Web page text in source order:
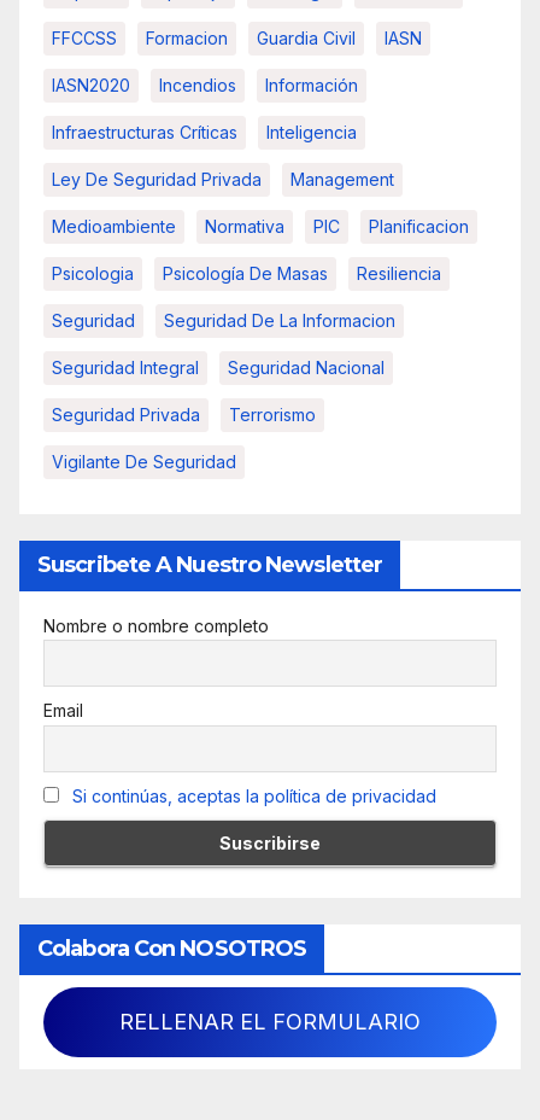
FFCCSS Formacion Guardia Civil IASN
IASN2020 Incendios Información
Infraestructuras Críticas Inteligencia
Ley De Seguridad Privada Management
Medioambiente Normativa PIC Planificacion
Psicologia Psicología De Masas Resiliencia
Seguridad Seguridad De La Informacion
Seguridad Integral Seguridad Nacional
Seguridad Privada Terrorismo
Vigilante De Seguridad
Suscribete A Nuestro Newsletter
Nombre o nombre completo
Email
Si continúas, aceptas la política de privacidad
Colabora Con NOSOTROS
RELLENAR EL FORMULARIO